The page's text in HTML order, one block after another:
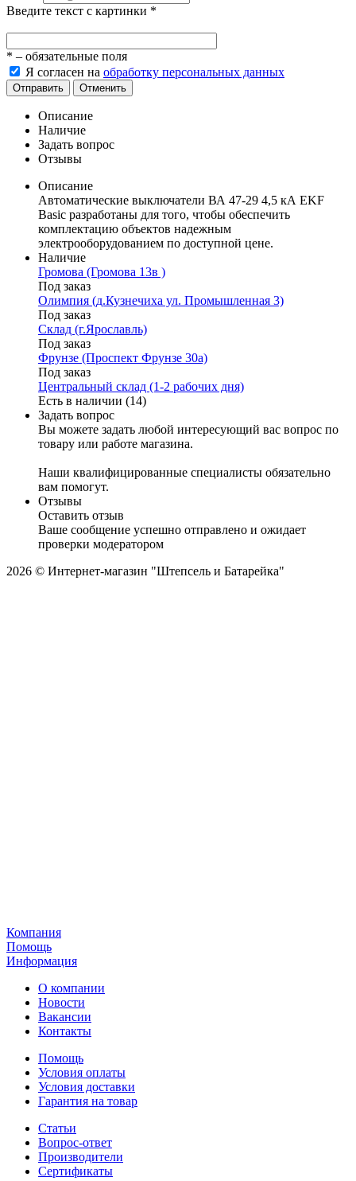
Введите текст с картинки *
* – обязательные поля
Я согласен на обработку персональных данных
Отправить Отменить
Описание
Наличие
Задать вопрос
Отзывы
Описание
Автоматические выключатели ВА 47-29 4,5 кА EKF
Basic разработаны для того, чтобы обеспечить
комплектацию объектов надежным
электрооборудованием по доступной цене.
Наличие
Громова (Громова 13в )
Под заказ
Олимпия (д.Кузнечиха ул. Промышленная 3)
Под заказ
Склад (г.Ярославль)
Под заказ
Фрунзе (Проспект Фрунзе 30а)
Под заказ
Центральный склад (1-2 рабочих дня)
Есть в наличии (14)
Задать вопрос
Вы можете задать любой интересующий вас вопрос по
товару или работе магазина.
Наши квалифицированные специалисты обязательно
вам помогут.
Отзывы
Оставить отзыв
Ваше сообщение успешно отправлено и ожидает
проверки модератором
2026 © Интернет-магазин "Штепсель и Батарейка"
Компания
Помощь
Информация
О компании
Новости
Вакансии
Контакты
Помощь
Условия оплаты
Условия доставки
Гарантия на товар
Статьи
Вопрос-ответ
Производители
Сертификаты